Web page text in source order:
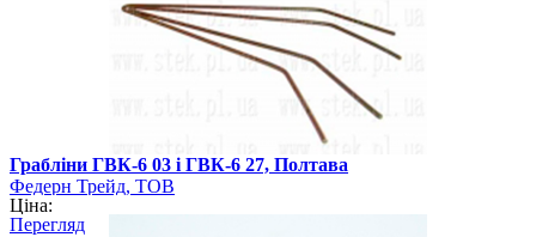
Грабліни ГВК-6 03 і ГВК-6 27, Полтава
Федерн Трейд, ТОВ
Ціна:
Перегляд